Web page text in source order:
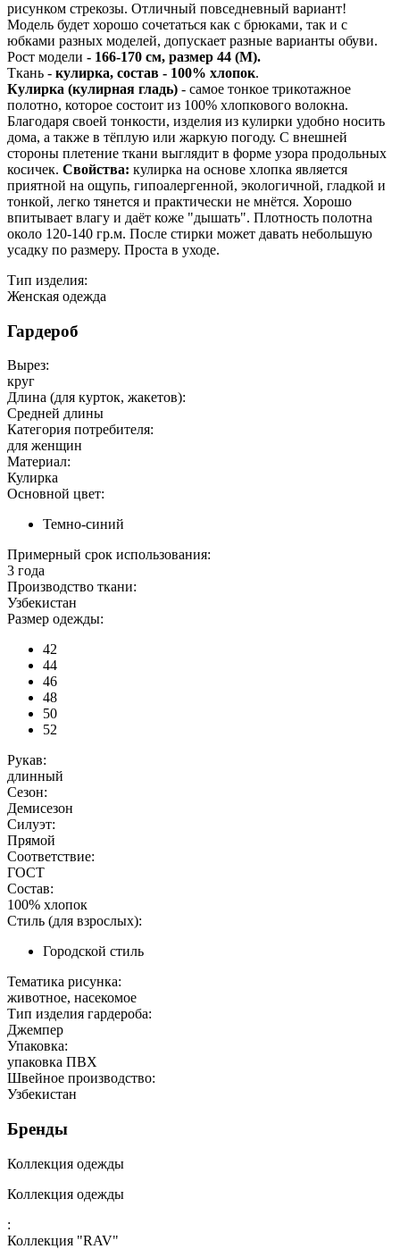
рисунком стрекозы. Отличный повседневный вариант!
Модель будет хорошо сочетаться как с брюками, так и с
юбками разных моделей, допускает разные варианты обуви.
Рост модели - 166-170 см, размер 44 (М).
Ткань - кулирка, состав - 100% хлопок.
Кулирка (кулирная гладь) - самое тонкое трикотажное
полотно, которое состоит из 100% хлопкового волокна.
Благодаря своей тонкости, изделия из кулирки удобно носить
дома, а также в тёплую или жаркую погоду. С внешней
стороны плетение ткани выглядит в форме узора продольных
косичек. Свойства: кулирка на основе хлопка является
приятной на ощупь, гипоалергенной, экологичной, гладкой и
тонкой, легко тянется и практически не мнётся. Хорошо
впитывает влагу и даёт коже "дышать". Плотность полотна
около 120-140 гр.м. После стирки может давать небольшую
усадку по размеру. Проста в уходе.
Тип изделия:
Женская одежда
Гардероб
Вырез:
круг
Длина (для курток, жакетов):
Средней длины
Категория потребителя:
для женщин
Материал:
Кулирка
Основной цвет:
Темно-синий
Примерный срок использования:
3 года
Производство ткани:
Узбекистан
Размер одежды:
42
44
46
48
50
52
Рукав:
длинный
Сезон:
Демисезон
Силуэт:
Прямой
Соответствие:
ГОСТ
Состав:
100% хлопок
Стиль (для взрослых):
Городской стиль
Тематика рисунка:
животное, насекомое
Тип изделия гардероба:
Джемпер
Упаковка:
упаковка ПВХ
Швейное производство:
Узбекистан
Бренды
Коллекция одежды
Коллекция одежды
:
Коллекция "RAV"